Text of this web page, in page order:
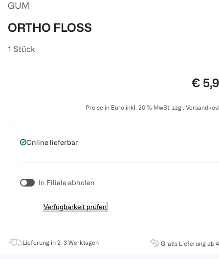
GUM
ORTHO FLOSS
1 Stück
€
Preise in Euro inkl. 20 % MwSt. zzgl.
Online lieferbar
In Filiale abholen
Verfügbarkeit prüfen
Lieferung in 2-3 Werktagen Gratis Lieferung ab